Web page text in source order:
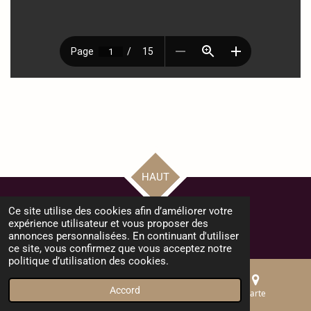
Ce site utilise des cookies afin d’améliorer votre
expérience utilisateur et vous proposer des
annonces personnalisées. En continuant d'utiliser
ce site, vous confirmez que vous acceptez notre
politique d’utilisation des cookies.
Accord
HAUT
© 2024 - 2025 Bienvenue au Collège Monthéty - Pontault Combault
Téléphone Carte